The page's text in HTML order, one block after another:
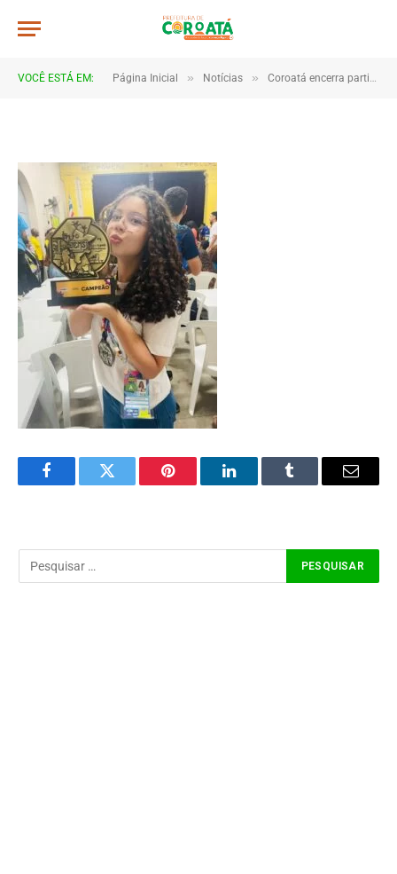
VOCÊ ESTÁ EM: Página Inicial » Notícias » Coroatá encerra participação nos JEM’s Etapa Estadual com diversas medalhas
08.22.11
FacebookTwitter Pinterest LinkedInTumblr Email